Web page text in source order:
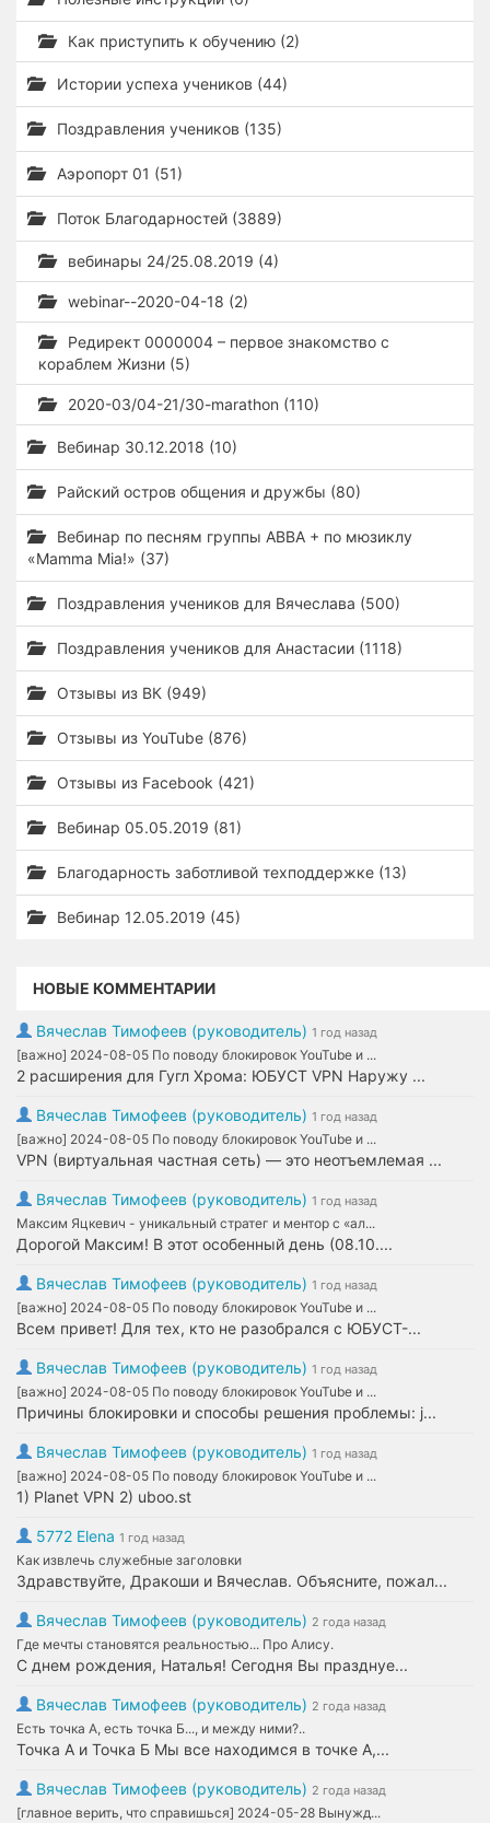
Как приступить к обучению (2)
Истории успеха учеников (44)
Поздравления учеников (135)
Аэропорт 01 (51)
Поток Благодарностей (3889)
вебинары 24/25.08.2019 (4)
webinar--2020-04-18 (2)
Редирект 0000004 – первое знакомство с
кораблем Жизни (5)
2020-03/04-21/30-marathon (110)
Вебинар 30.12.2018 (10)
Райский остров общения и дружбы (80)
Вебинар по песням группы ABBA + по мюзиклу
«Mamma Mia!» (37)
Поздравления учеников для Вячеслава (500)
Поздравления учеников для Анастасии (1118)
Отзывы из ВК (949)
Отзывы из YouTube (876)
Отзывы из Facebook (421)
Вебинар 05.05.2019 (81)
Благодарность заботливой техподдержке (13)
Вебинар 12.05.2019 (45)
НОВЫЕ КОММЕНТАРИИ
Вячеслав Тимофеев (руководитель) 1 год назад
[важно] 2024-08-05 По поводу блокировок YouTube и ...
2 расширения для Гугл Хрома: ЮБУСТ VPN Наружу ...
Вячеслав Тимофеев (руководитель) 1 год назад
[важно] 2024-08-05 По поводу блокировок YouTube и ...
VPN (виртуальная частная сеть) — это неотъемлемая ...
Вячеслав Тимофеев (руководитель) 1 год назад
Максим Яцкевич - уникальный стратег и ментор с «ал...
Дорогой Максим! В этот особенный день (08.10....
Вячеслав Тимофеев (руководитель) 1 год назад
[важно] 2024-08-05 По поводу блокировок YouTube и ...
Всем привет! Для тех, кто не разобрался с ЮБУСТ-...
Вячеслав Тимофеев (руководитель) 1 год назад
[важно] 2024-08-05 По поводу блокировок YouTube и ...
Причины блокировки и способы решения проблемы: j...
Вячеслав Тимофеев (руководитель) 1 год назад
[важно] 2024-08-05 По поводу блокировок YouTube и ...
1) Planet VPN 2) uboo.st
5772 Elena 1 год назад
Как извлечь служебные заголовки
Здравствуйте, Дракоши и Вячеслав. Объясните, пожал...
Вячеслав Тимофеев (руководитель) 2 года назад
Где мечты становятся реальностью... Про Алису.
С днем рождения, Наталья! Сегодня Вы празднуе...
Вячеслав Тимофеев (руководитель) 2 года назад
Есть точка А, есть точка Б..., и между ними?..
Точка А и Точка Б Мы все находимся в точке А,...
Вячеслав Тимофеев (руководитель) 2 года назад
[главное верить, что справишься] 2024-05-28 Вынужд...